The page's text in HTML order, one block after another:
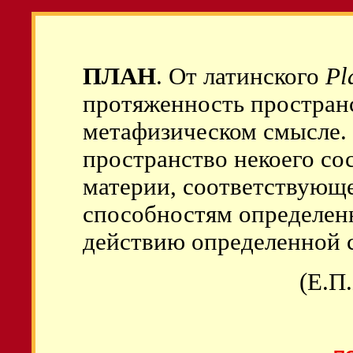
ПЛАН. От латинского
протяженность
метафизическом
пространство некоего
материи,
способностям
действию определенной